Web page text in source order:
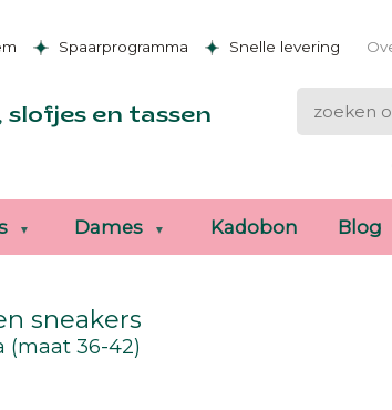
Spaarprogramma Snelle levering
en tassen
Dames Kadobon Blog
sneakers
(maat 36-42)